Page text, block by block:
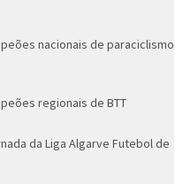
nacionais de paraciclismo
regionais de BTT
da Liga Algarve Futebol de